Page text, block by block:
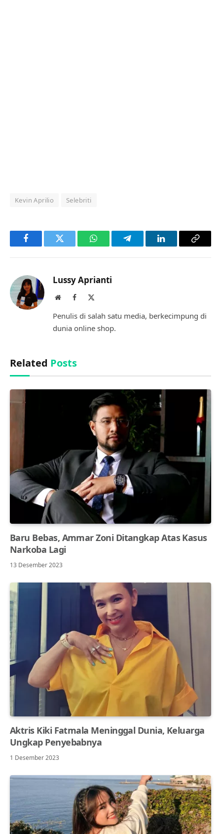
Kevin Aprilio Selebriti
FacebookTwitter WhatsAppTelegramLinkedInCopy
Lussy Aprianti
WebsiteFacebook
Penulis di salah satu media, berkecimpung di
dunia online shop.
Related Posts
Baru Bebas, Ammar Zoni Ditangkap Atas Kasus
Narkoba Lagi
13 Desember 2023
Aktris Kiki Fatmala Meninggal Dunia, Keluarga
Ungkap Penyebabnya
1 Desember 2023